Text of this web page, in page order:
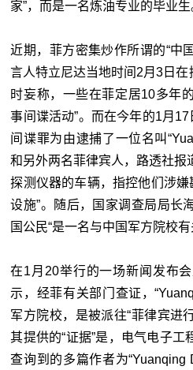
家”，而是一名炼油专业的毕业生
近期，菲方密集炒作所谓的“中
言人特立尼达当地时间2月3日
时妄称，一些在菲定居10多年
事间谍活动”。而在今年的1月
间谍罪为由逮捕了一位名叫
和另外两名菲律宾人，路透社报
探测仪器的车辆，指控他们涉
设施”。随后，国家调查局局长
国公民“是一名与中国军方院校
在1月20举行的一场新闻发布
示，经菲有关部门查证，
军方院校，是被派往“菲律宾进
其提供的“证据”是，电气电子工
查询到的多篇作者为“Yuanqing